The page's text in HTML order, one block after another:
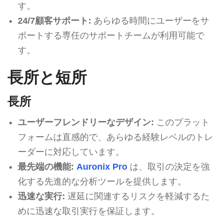
す。
24/7顧客サポート: あらゆる時間にユーザーをサ
ポートする専任のサポートチームが利用可能で
す。
長所と短所
長所
ユーザーフレンドリーなデザイン: このプラット
フォームは直感的で、あらゆる経験レベルのトレ
ーダーに対応しています。
最先端の機能: Auronix Proは、取引の決定を強
化する先進的な分析ツールを提供します。
迅速な実行: 遅延に関連するリスクを軽減するた
めに迅速な取引実行を保証します。